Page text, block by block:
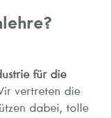
für die
vertreten die
dabei, tolle